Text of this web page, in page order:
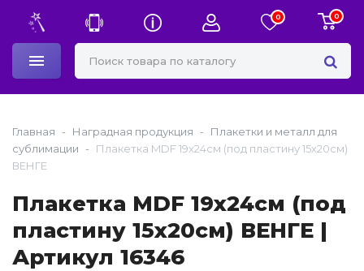
0 0
Главная Наградная продукция
Плакетки и металл для
сублимации
Плакетка MDF 19х24см (под пластину 15х20см)
ВЕНГЕ
Плакетка MDF 19х24см (под
пластину 15х20см) ВЕНГЕ |
Артикул 16346